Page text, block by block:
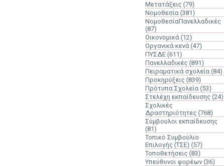
Μετατάξεις (79)
Νομοθεσία (381)
ΝομοθεσίαΠανελλαδικές
(87)
Οικονομικά (12)
Οργανικά κενά (47)
ΠΥΣΔΕ (611)
Πανελλαδικές (891)
Πειραματικά σχολεία (84)
Προκηρύξεις (839)
Πρότυπα Σχολεία (53)
Στελέχη εκπαίδευσης (24)
Σχολικές
Δραστηριότητες (768)
Σύμβουλοι εκπαίδευσης
(81)
Τοπικό Συμβούλιο
Επιλογής (ΤΣΕ) (57)
Τοποθετήσεις (83)
Υπεύθυνοι φορέων (36)